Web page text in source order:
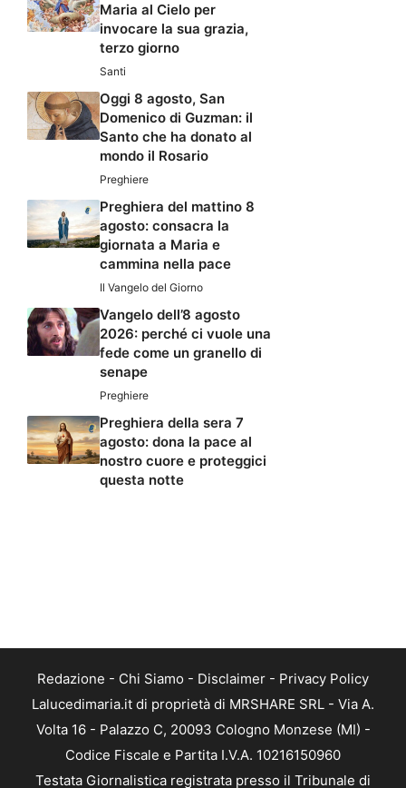
Maria al Cielo per
invocare la sua grazia,
terzo giorno
Santi
Oggi 8 agosto, San
Domenico di Guzman: il
Santo che ha donato al
mondo il Rosario
Preghiere
Preghiera del mattino 8
agosto: consacra la
giornata a Maria e
cammina nella pace
Il Vangelo del Giorno
Vangelo dell’8 agosto
2026: perché ci vuole una
fede come un granello di
senape
Preghiere
Preghiera della sera 7
agosto: dona la pace al
nostro cuore e proteggici
questa notte
Redazione - Chi Siamo - Disclaimer - Privacy Policy
Lalucedimaria.it di proprietà di MRSHARE SRL - Via A.
Volta 16 - Palazzo C, 20093 Cologno Monzese (MI) -
Codice Fiscale e Partita I.V.A. 10216150960
Testata Giornalistica registrata presso il Tribunale di